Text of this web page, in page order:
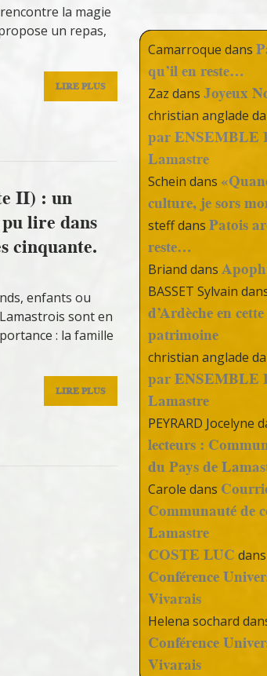
la magie
un repas,
LIRE PLUS
II) : un
lire dans
cinquante.
enfants ou
sont en
: la famille
LIRE PLUS
Camarroque dans
qu’il en reste…
Zaz dansJoyeux
christian anglade
par ENSEMBLE
Lamastre
Schein dans
culture, je sors
steffdansPatois
reste…
Briand dans
BASSET Sylvain
d’Ardèche en
patrimoine
christian anglade
par ENSEMBLE
Lamastre
PEYRARD Jocelyne
lecteurs :
du Pays de
Carole dans
Communauté de
Lamastre
COSTE LUC
Conférence
Vivarais
Helena sochard
Conférence
Vivarais